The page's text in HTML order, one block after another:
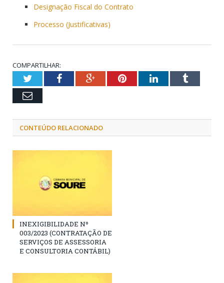
Designação Fiscal do Contrato
Processo (Justificativas)
COMPARTILHAR:
TwitterFacebookGoogle+PinterestLinkedInTumblr
Email
CONTEÚDO RELACIONADO
INEXIGIBILIDADE Nº
003/2023 (CONTRATAÇÃO DE
SERVIÇOS DE ASSESSORIA
E CONSULTORIA CONTÁBIL)